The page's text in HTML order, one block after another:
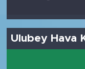
Ulubey Hava